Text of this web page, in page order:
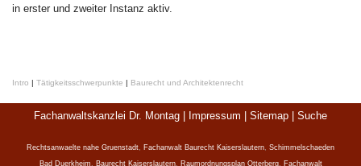
in erster und zweiter Instanz aktiv.
Intro | Tätigkeitsschwerpunkte | Baurecht und Architektenrecht
Fachanwaltskanzlei Dr. Montag | Impressum Sitemap Suche
Rechtsanwaelte nahe Gruenstadt, Fachanwalt Baurecht Kaiserslautern, Schimmelschaeden
Bad Duerkheim, Baurecht Kaiserslautern, Raumordnungsplan Otterberg, Fachanwalt